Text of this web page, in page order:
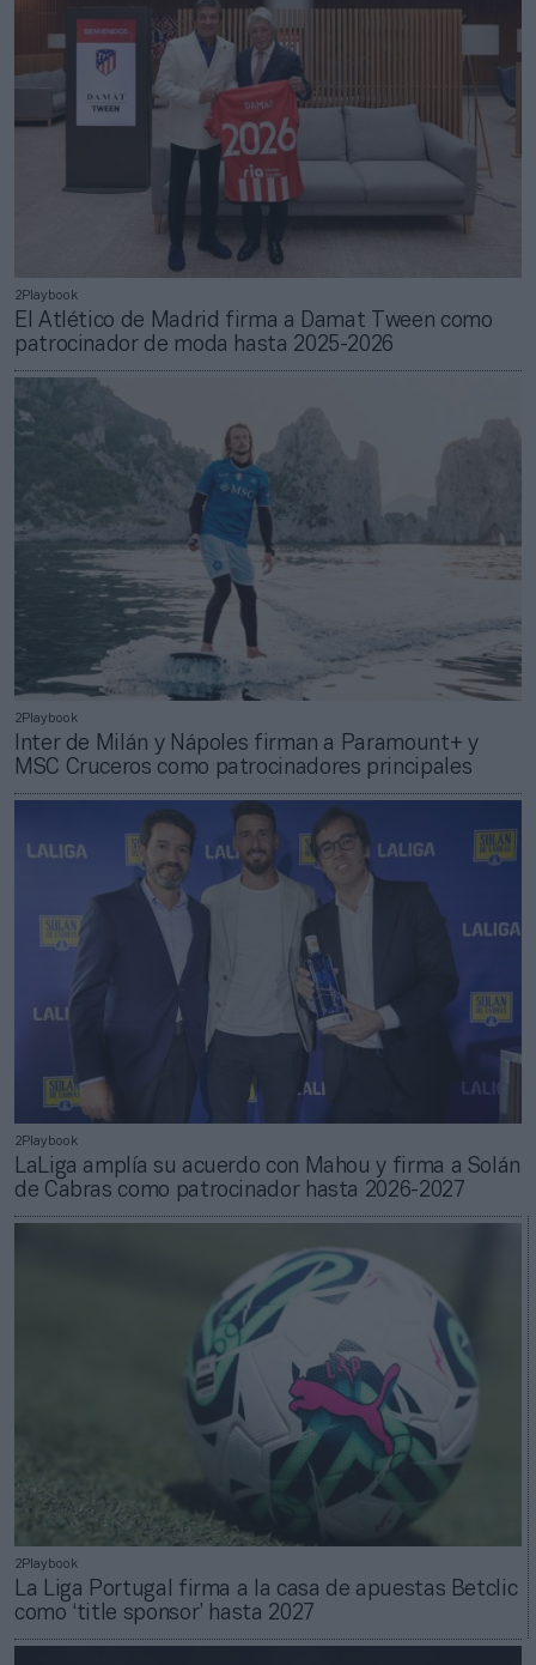
2Playbook
El Atlético de Madrid firma a Damat Tween como
patrocinador de moda hasta 2025-2026
2Playbook
Inter de Milán y Nápoles firman a Paramount+ y
MSC Cruceros como patrocinadores principales
2Playbook
LaLiga amplía su acuerdo con Mahou y firma a Solán
de Cabras como patrocinador hasta 2026-2027
2Playbook
La Liga Portugal firma a la casa de apuestas Betclic
como ‘title sponsor’ hasta 2027